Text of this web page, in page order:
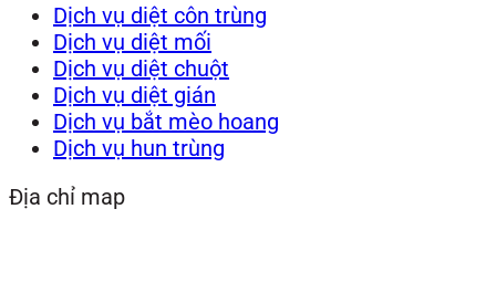
Dịch vụ diệt côn trùng
Dịch vụ diệt mối
Dịch vụ diệt chuột
Dịch vụ diệt gián
Dịch vụ bắt mèo hoang
Dịch vụ hun trùng
Địa chỉ map